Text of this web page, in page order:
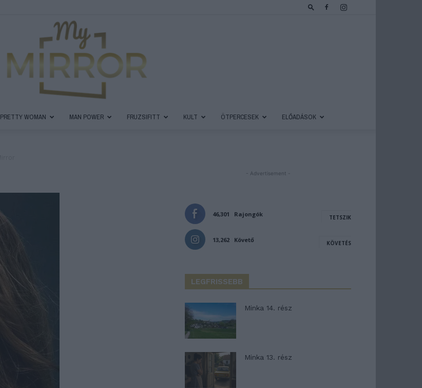
PRETTY WOMAN MAN POWER FRUZSIFITT KULT ÖTPERCESEK ELŐADÁSOK
- Advertisement -
46,301 Rajongók TETSZIK
13,262 Követő KÖVETÉS
LEGFRISSEBB
Minka 14. rész
Minka 13. rész